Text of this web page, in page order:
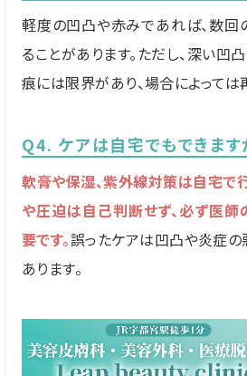
軽度の凹凸や赤みであれば、数回
ることがあります。ただし、深い凹
痕には限界があり、場合によっては
Q4. ケアは自宅でもできます
軟膏や保湿、紫外線対策は自宅で
や圧迫は自己判断せず、必ず医師
要です。誤ったケアは凹凸や炎症
あります。